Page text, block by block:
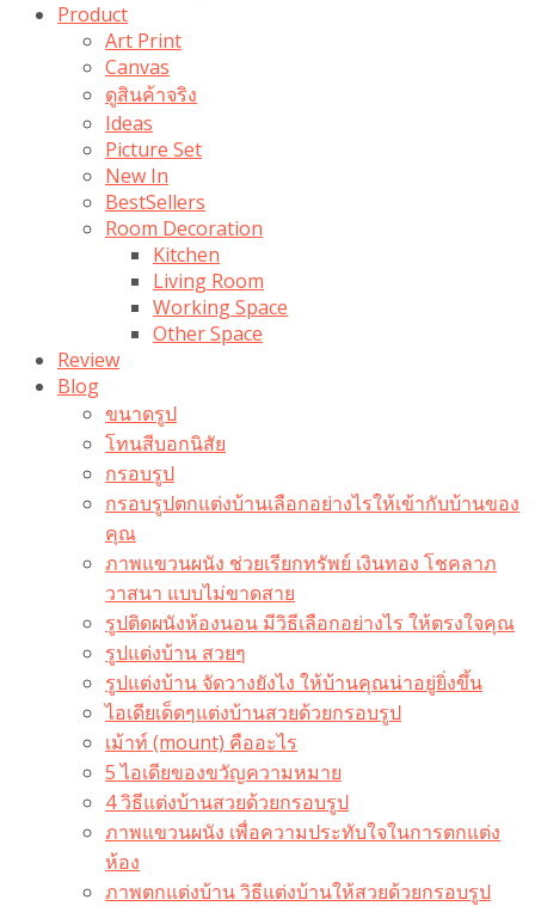
Product
Art Print
Canvas
ดูสินค้าจริง
Ideas
Picture Set
New In
BestSellers
Room Decoration
Kitchen
Living Room
Working Space
Other Space
Review
Blog
ขนาดรูป
โทนสีบอกนิสัย
กรอบรูป
กรอบรูปตกแต่งบ้านเลือกอย่างไรให้เข้ากับบ้านของ
คุณ
ภาพแขวนผนัง ช่วยเรียกทรัพย์ เงินทอง โชคลาภ
วาสนา แบบไม่ขาดสาย
รูปติดผนังห้องนอน มีวิธีเลือกอย่างไร ให้ตรงใจคุณ
รูปแต่งบ้าน สวยๆ
รูปแต่งบ้าน จัดวางยังไง ให้บ้านคุณน่าอยู่ยิ่งขึ้น
ไอเดียเด็ดๆแต่งบ้านสวยด้วยกรอบรูป
เม้าท์ (mount) คืออะไร​
5 ไอเดียของขวัญความหมาย
4 วิธีแต่งบ้านสวยด้วยกรอบรูป
ภาพแขวนผนัง เพื่อความประทับใจในการตกแต่ง
ห้อง
ภาพตกแต่งบ้าน วิธีแต่งบ้านให้สวยด้วยกรอบรูป